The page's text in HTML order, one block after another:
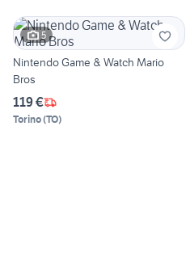
5
Nintendo Game & Watch Mario
Bros
119 €
Torino(TO)